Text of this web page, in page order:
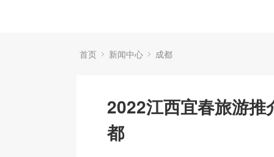
首页 新闻中心 成都
2022江西宜春旅游推
都